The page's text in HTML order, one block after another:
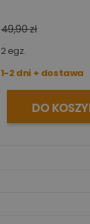
49,90 zł
2egz.
1-2 dni + dostawa
DO